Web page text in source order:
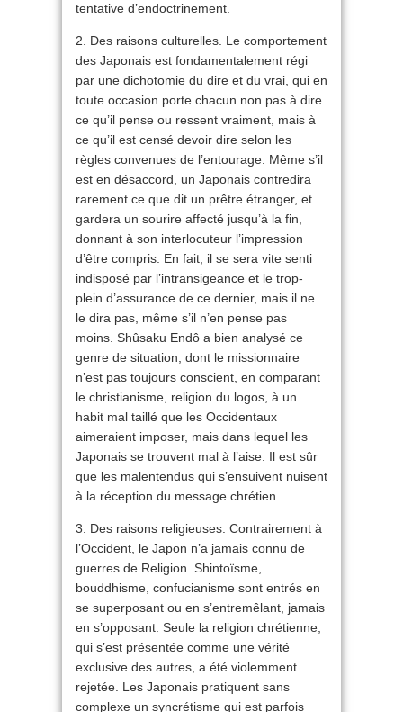
tentative d’endoctrinement.
2. Des raisons culturelles. Le comportement
des Japonais est fondamentalement régi
par une dichotomie du dire et du vrai, qui en
toute occasion porte chacun non pas à dire
ce qu’il pense ou ressent vraiment, mais à
ce qu’il est censé devoir dire selon les
règles convenues de l’entourage. Même s’il
est en désaccord, un Japonais contredira
rarement ce que dit un prêtre étranger, et
gardera un sourire affecté jusqu’à la fin,
donnant à son interlocuteur l’impression
d’être compris. En fait, il se sera vite senti
indisposé par l’intransigeance et le trop-
plein d’assurance de ce dernier, mais il ne
le dira pas, même s’il n’en pense pas
moins. Shûsaku Endô a bien analysé ce
genre de situation, dont le missionnaire
n’est pas toujours conscient, en comparant
le christianisme, religion du logos, à un
habit mal taillé que les Occidentaux
aimeraient imposer, mais dans lequel les
Japonais se trouvent mal à l’aise. Il est sûr
que les malentendus qui s’ensuivent nuisent
à la réception du message chrétien.
3. Des raisons religieuses. Contrairement à
l’Occident, le Japon n’a jamais connu de
guerres de Religion. Shintoïsme,
bouddhisme, confucianisme sont entrés en
se superposant ou en s’entremêlant, jamais
en s’opposant. Seule la religion chrétienne,
qui s’est présentée comme une vérité
exclusive des autres, a été violemment
rejetée. Les Japonais pratiquent sans
complexe un syncrétisme qui est parfois